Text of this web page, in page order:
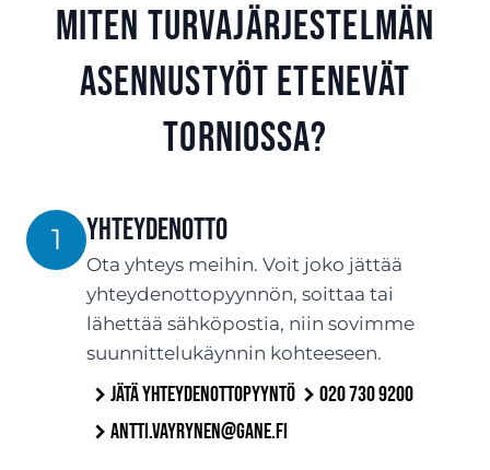
Miten turvajärjestelmän
asennustyöt etenevät
Torniossa?
1 Yhteydenotto
Ota yhteys meihin. Voit joko jättää
yhteydenottopyynnön, soittaa tai
lähettää sähköpostia, niin sovimme
suunnittelukäynnin kohteeseen.
Jätä yhteydenottopyyntö
020 730 9200
antti.vayrynen@gane.fi